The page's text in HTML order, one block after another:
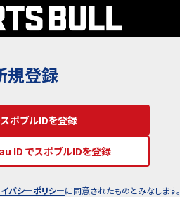
規登録
ポブルIDを登録
ID でスポブルIDを登録
バシーポリシーに同意されたものとみなします。